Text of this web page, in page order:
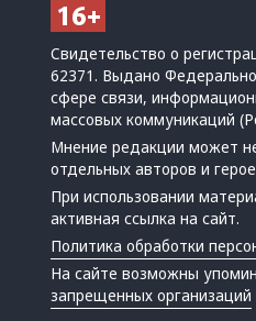
Свидетельство о
62371. Выдано
сфере связи,
массовых коммуникаций
Мнение редакции может
отдельных авторов и
При использовании
активная ссылка на сайт.
Политика обработки
На сайте возможны
запрещенных организаций